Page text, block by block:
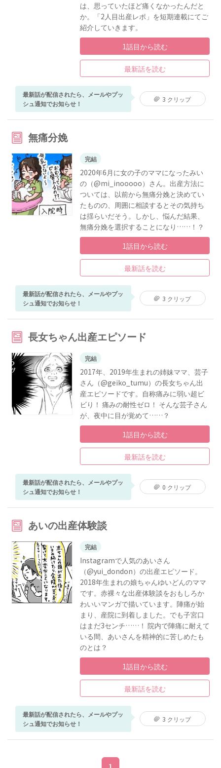
は、思っていたほど痛くなかったんだと
か。「2人目出産レポ」を短期連載にてご
紹介していきます。
1話目から読む
最新話を読む
最新話が配信されたら、メールやプッ
シュ通知でお知らせ！
3 クリップ
無痛分娩
完結
2020年6月に女の子のママになったみい
の（@mi_inooooo）さん。出産方法に
ついては、以前から無痛分娩と決めてい
たものの、周囲に相談するとその気持ち
は揺らいだそう。しかし、悩んだ結果、
無痛分娩を選択することになり……！？
1話目から読む
最新話を読む
最新話が配信されたら、メールやプッ
シュ通知でお知らせ！
3 クリップ
長女ちゃん出産エピソード
完結
2017年、2019年生まれの姉妹ママ、芸子
さん（@geiko_tumu）の長女ちゃん出
産エピソードです。自称痛みに弱い超ビ
ビり！ 痛みの耐性ゼロ！ そんな芸子さん
が、夜中に目が覚めて……？
1話目から読む
最新話を読む
最新話が配信されたら、メールやプッ
シュ通知でお知らせ！
0 クリップ
あいの出産体験談
完結
Instagramで人気のあいさん
（@yui_dondon）の出産エピソード。
2018年生まれの娘ちゃんゆいどんのママ
です。赤裸々な出産体験談をおもしろか
わいいマンガで描いています。陣痛が始
まり、産院に到着しました。でも子宮口
はまだ3センチ……！ 院内で陣痛に耐えて
いる間、あいさんを精神的に苦しめたも
のとは？
1話目から読む
最新話を読む
最新話が配信されたら、メールやプッ
シュ通知でお知らせ！
3 クリップ